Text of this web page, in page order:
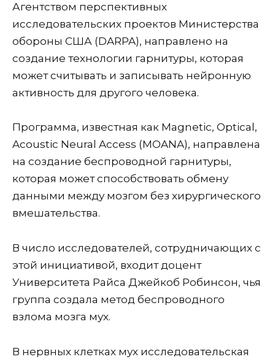
Агентством перспективных
исследовательских проектов Министерства
обороны США (DARPA), направлено на
создание технологии гарнитуры, которая
может считывать и записывать нейронную
активность для другого человека.
Программа, известная как Magnetic, Optical,
Acoustic Neural Access (MOANA), направлена ​​
на создание беспроводной гарнитуры,
которая может способствовать обмену
данными между мозгом без хирургического
вмешательства.
В число исследователей, сотрудничающих с
этой инициативой, входит доцент
Университета Райса Джейкоб Робинсон, чья
группа создала метод беспроводного
взлома мозга мух.
В нервных клетках мух исследовательская